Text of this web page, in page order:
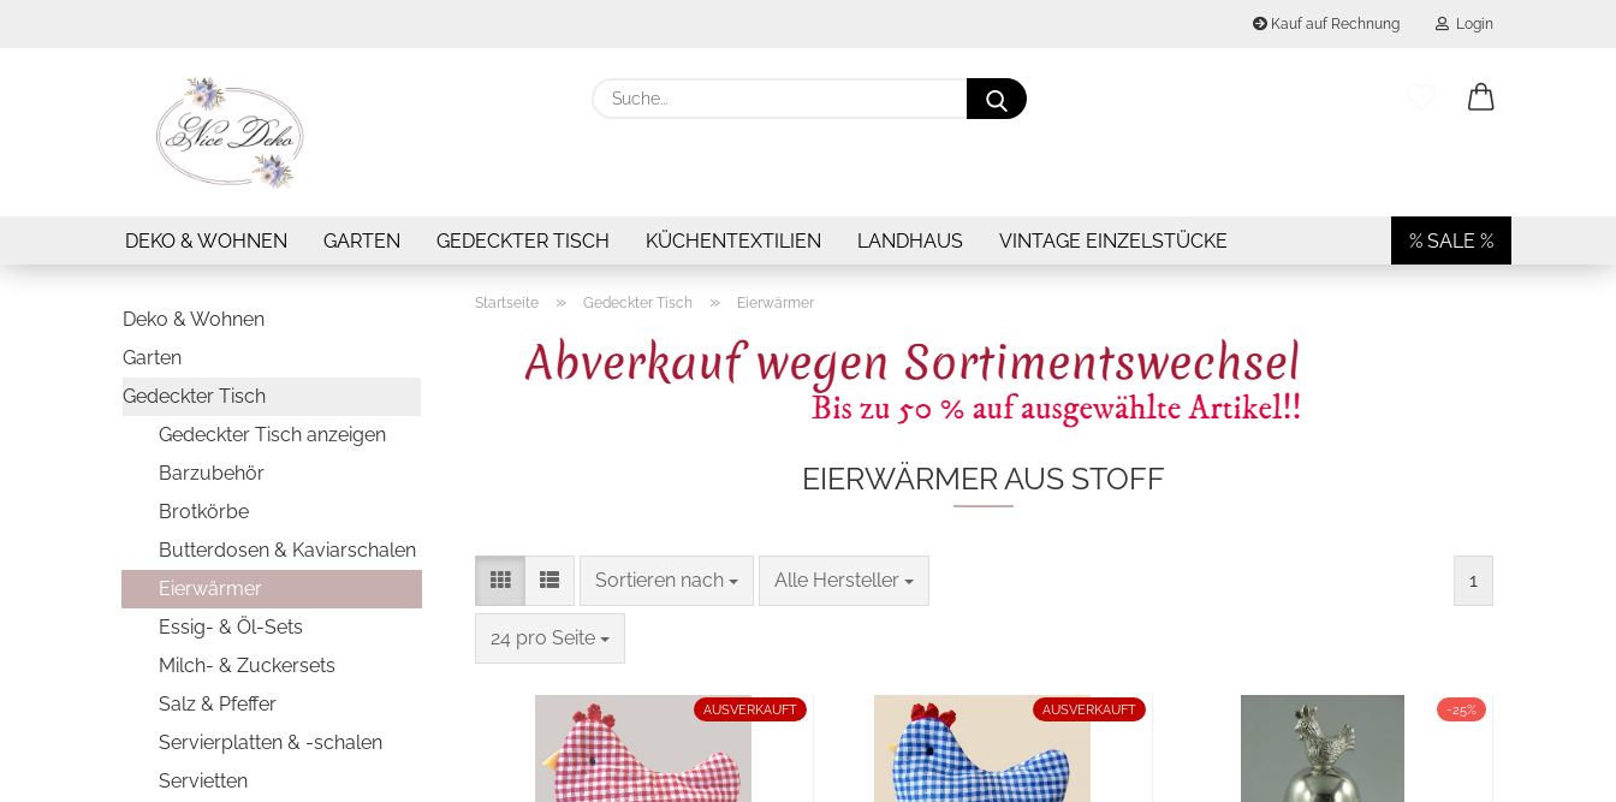
Kauf auf Rechnung Login
Konto erstellen
Passwort vergessen?
Suche...
DEKO & WOHNEN GARTEN GEDECKTER TISCH KÜCHENTEXTILIEN LANDHAUS VINTAGE EINZELSTÜCKE % SALE %
Startseite » Gedeckter Tisch » Eierwärmer
EIERWÄRMER AUS STOFF
Sortieren nach
Sortieren nach Alle Hersteller
pro Seite
24 pro Seite
pro Seite
1
AUSVERKAUFT AUSVERKAUFT -25%
Deko & Wohnen
Garten
Gedeckter Tisch
Gedeckter Tisch anzeigen
Barzubehör
Brotkörbe
Butterdosen & Kaviarschalen
Eierwärmer
Essig- & Öl-Sets
Milch- & Zuckersets
Salz & Pfeffer
Servierplatten & -schalen
Servietten